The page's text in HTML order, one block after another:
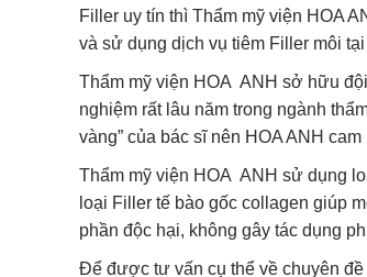
Filler uy tín thì Thẩm mỹ viện HOA
và sử dụng dịch vụ tiêm Filler môi
Thẩm mỹ viện HOA ANH sở hữu
nghiệm rất lâu năm trong ngành
vàng” của bác sĩ nên HOA ANH
Thẩm mỹ viện HOA ANH sử dụng
loại Filler tế bào gốc collagen giúp
phần độc hại, không gây tác dụng
Để được tư vấn cụ thể về chuyên đề